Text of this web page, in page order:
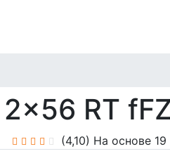
RT
(4,10) На основе